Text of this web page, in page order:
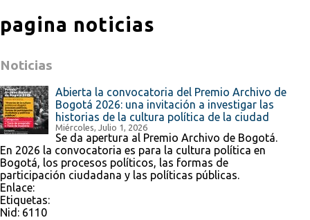
pagina noticias
Noticias
Abierta la convocatoria del Premio Archivo de
Bogotá 2026: una invitación a investigar las
historias de la cultura política de la ciudad
Miércoles, Julio 1, 2026
Se da apertura al Premio Archivo de Bogotá.
En 2026 la convocatoria es para la cultura política en
Bogotá, los procesos políticos, las formas de
participación ciudadana y las políticas públicas.
Enlace:
Etiquetas:
Nid: 6110